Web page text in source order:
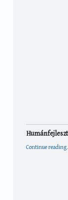
Continue reading